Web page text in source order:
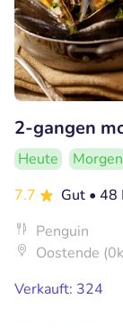
2-gangen
Heute Morgen
7.7
Gut • 48
Penguin
Oostende
Verkauft: 324